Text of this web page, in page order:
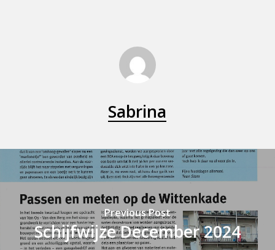
Sabrina
Previous Post
Schijfwijze December 2024